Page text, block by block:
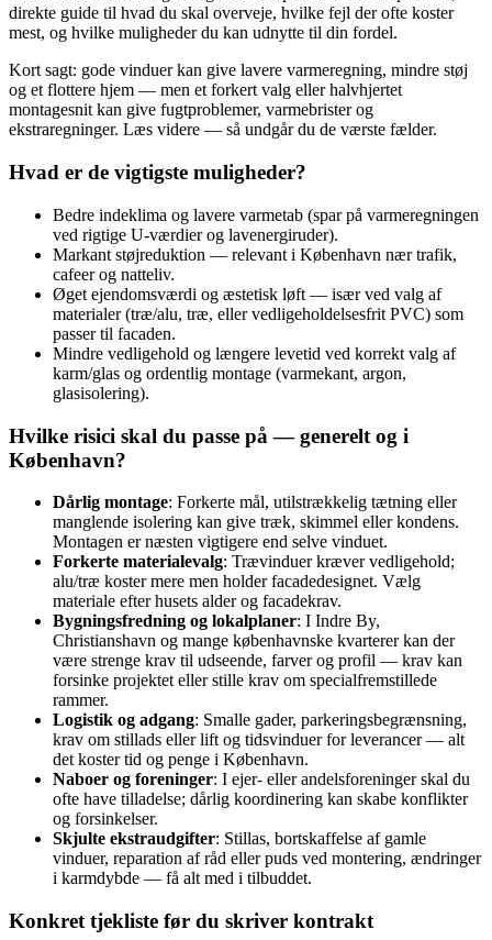
direkte guide til hvad du skal overveje, hvilke fejl der ofte koster
mest, og hvilke muligheder du kan udnytte til din fordel.
Kort sagt: gode vinduer kan give lavere varmeregning, mindre støj
og et flottere hjem — men et forkert valg eller halvhjertet
montagesnit kan give fugtproblemer, varmebrister og
ekstraregninger. Læs videre — så undgår du de værste fælder.
Hvad er de vigtigste muligheder?
Bedre indeklima og lavere varmetab (spar på varmeregningen
ved rigtige U‑værdier og lavenergiruder).
Markant støjreduktion — relevant i København nær trafik,
cafeer og natteliv.
Øget ejendomsværdi og æstetisk løft — især ved valg af
materialer (træ/alu, træ, eller vedligeholdelsesfrit PVC) som
passer til facaden.
Mindre vedligehold og længere levetid ved korrekt valg af
karm/glas og ordentlig montage (varmekant, argon,
glasisolering).
Hvilke risici skal du passe på — generelt og i
København?
Dårlig montage: Forkerte mål, utilstrækkelig tætning eller
manglende isolering kan give træk, skimmel eller kondens.
Montagen er næsten vigtigere end selve vinduet.
Forkerte materialevalg: Trævinduer kræver vedligehold;
alu/træ koster mere men holder facadedesignet. Vælg
materiale efter husets alder og facadekrav.
Bygningsfredning og lokalplaner: I Indre By,
Christianshavn og mange københavnske kvarterer kan der
være strenge krav til udseende, farver og profil — krav kan
forsinke projektet eller stille krav om specialfremstillede
rammer.
Logistik og adgang: Smalle gader, parkeringsbegrænsning,
krav om stillads eller lift og tidsvinduer for leverancer — alt
det koster tid og penge i København.
Naboer og foreninger: I ejer- eller andelsforeninger skal du
ofte have tilladelse; dårlig koordinering kan skabe konflikter
og forsinkelser.
Skjulte ekstraudgifter: Stillas, bortskaffelse af gamle
vinduer, reparation af råd eller puds ved montering, ændringer
i karmdybde — få alt med i tilbuddet.
Konkret tjekliste før du skriver kontrakt